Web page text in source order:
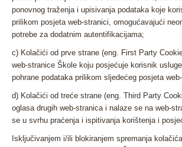
ponovnog traženja i upisivanja podataka koje
prilikom posjeta web-stranici, omogućavajući
potrebe za dodatnim autentifikacijama;
c) Kolačići od prve strane (eng. First Party
web-stranice Škole koju posjećuje korisnik
pohrane podataka prilikom sljedećeg posjeta
d) Kolačići od treće strane (eng. Third Party
oglasa drugih web-stranica i nalaze se na web-
se u svrhu praćenja i ispitivanja korištenja i
Isključivanjem i/ili blokiranjem spremanja